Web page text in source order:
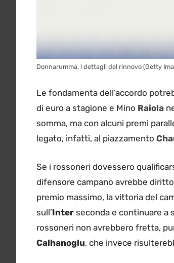
Donnarumma, i dettagli del rinnovo (Getty
Le fondamenta dell’accordo
di euro a stagione e Mino Raiola
somma, ma con alcuni premi
legato, infatti, al piazzamento
Se i rossoneri dovessero
difensore campano avrebbe
premio massimo, la vittoria del
sull’Inter seconda e continuare a
rossoneri non avrebbero fretta,
Calhanoglu, che invece